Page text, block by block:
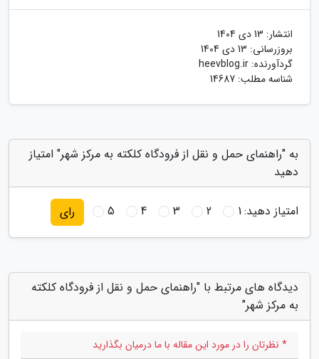
انتشار: 13 دی 1404
بروزرسانی: 13 دی 1404
گردآورنده: heevblog.ir
شناسه مطلب: 14687
به "راهنمای حمل و نقل از فرودگاه کلکته به مرکز شهر" امتیاز
دهید
امتیاز دهید:1
2
3
4
5 رای
دیدگاه های مرتبط با "راهنمای حمل و نقل از فرودگاه کلکته
به مرکز شهر"
* نظرتان را در مورد این مقاله با ما درمیان بگذارید